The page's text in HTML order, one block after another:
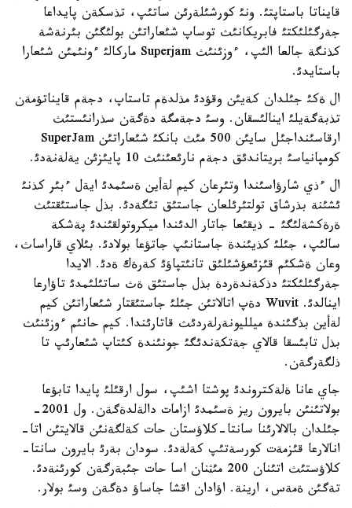
قايناتا باستاپتئ. ونئ كورشئلةرئن ساتئپ، تذسكةن پايداعا
جةرگئلئكتئ فابريكانئث توساپ شئعاراتئن بولئگئن بئرنةشة
كذنگة جالعا الئپ، ءوزئنئث Superjam ماركالئ ءونئمئن شئعارا
باستايدئ.
ال ةكئ جئلدان كةيئن وقؤدئ مذلدةم تاستاپ، دجةم قايناتؤمةن
تذبةگةيلئ اينالئسقان. وسئ دجةمگة دةگةن سذرانئستئث
ارقاسئنداجئل سايئن 500 مئث بانكئ شئعاراتئن SuperJam
كومپانياسئ بريتاندئق دجةم نارئعئنئث 10 پايئزئن يةلةنةدئ.
ال ءذي شارؤاسئندا وتئرعان كيم لةأين ةسئمدئ ايةل ءبئر كذنئ
ئشئنة بذرشاق تولتئرئلعان جاستئق تئگةدئ. بذل جاستئقتئث
ةرةكشةلئگئ - ذيقئعا جاتار الدئندا ميكروتولقئندئ پةشكة
سالئپ، جئلئ كذيئندة جاستانئپ جاتؤعا بولادئ. بئلاي قاراساث،
وعان ةشكئم قئزئعؤشئلئق تانئتپاؤئ كةرةك ةدئ. الايدا
جةرگئلئكتئ دذكةندةردة بذل جاستئق ةث ساتئلئمدئ تاؤارعا
اينالدئ. Wuvit دةپ اتالاتئن جئلئ جاستئقتار شئعاراتئن كيم
لةأين بذگئندة ميلليونةرلةردئث قاتارئندا. كيم حانئم ءوزئنئث
بذل تابئسقا قالاي جةتكةندئگئ جونئندة كئتاپ شئعارئپ تا
ذلگةرگةن.
جاي عانا ةلةكتروندئ پوشتا اشئپ، سول ارقئلئ پايدا تابؤعا
بولاتئنئن بايرون ريز ةسئمدئ ازامات دالةلدةگةن. ول 2001-
جئلدان بالالارئنا سانتا-كلاؤستان حات كةلگةنئن قالايتئن اتا-
انالارعا قئزمةت كورسةتئپ كةلةدئ. سودان بةرئ بايرون سانتا-
كلاؤستئث اتئنان 200 مئثنان اسا حات جئبةرگةن كورئنةدئ.
تةگئن ةمةس، ارينة. اؤادان اقشا جاساؤ دةگةن وسئ بولار.